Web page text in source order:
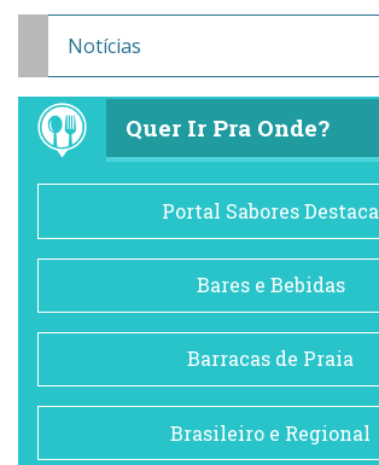
Notícias
Quer Ir Pra Onde?
Portal Sabores Destaca
Bares e Bebidas
Barracas de Praia
Brasileiro e Regional